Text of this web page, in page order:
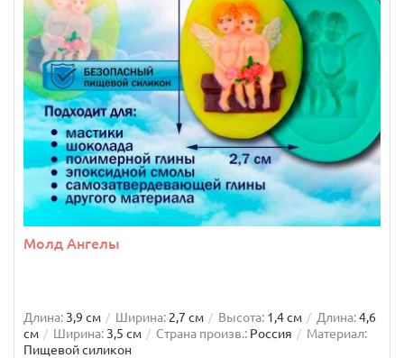
Молд Ангелы
Длина: 3,9 см Ширина: 2,7 см Высота: 1,4 см Длина:4,6
см
Ширина: 3,5 см Страна произв.: Россия
Материал:
Пищевой силикон